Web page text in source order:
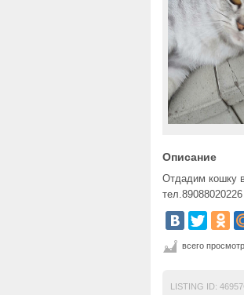
Описание
Отдадим кошку
тел.89088020226
всего
LISTING ID: